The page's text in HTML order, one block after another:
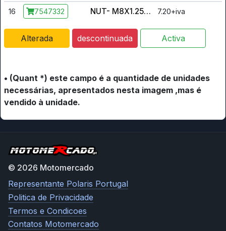
16 7547332 NUT- M8X1.25, FLG, NYLOC-OLIVE D 7.20+iva
Alterada descontinuada Activa
• (Quant *) este campo é a quantidade de unidades
necessárias, apresentados nesta imagem ,mas é
vendido à unidade.
© 2026 Motomercado
Representante Polaris Portugal
Politica de Privacidade
Termos e Condicoes
Contatos Motomercado